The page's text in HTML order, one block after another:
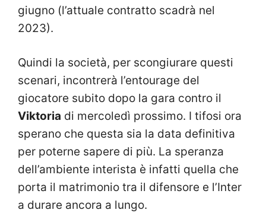
giugno (l’attuale contratto scadrà nel
2023).
Quindi la società, per scongiurare questi
scenari, incontrerà l’entourage del
giocatore subito dopo la gara contro il
Viktoria di mercoledì prossimo. I tifosi ora
sperano che questa sia la data definitiva
per poterne sapere di più. La speranza
dell’ambiente interista è infatti quella che
porta il matrimonio tra il difensore e l’Inter
a durare ancora a lungo.